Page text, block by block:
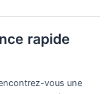
rapide
vous une